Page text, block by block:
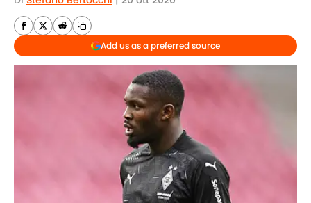
Add us as a preferred source